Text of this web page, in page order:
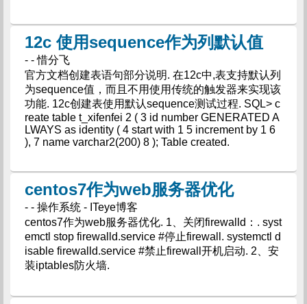
12c 使用sequence作为列默认值
- - 惜分飞
官方文档创建表语句部分说明. 在12c中,表支持默认列
为sequence值，而且不用使用传统的触发器来实现该
功能. 12c创建表使用默认sequence测试过程. SQL> c
reate table t_xifenfei 2 ( 3 id number GENERATED A
LWAYS as identity ( 4 start with 1 5 increment by 1 6
), 7 name varchar2(200) 8 ); Table created.
centos7作为web服务器优化
- - 操作系统 - ITeye博客
centos7作为web服务器优化. 1、关闭firewalld：. syst
emctl stop firewalld.service #停止firewall. systemctl d
isable firewalld.service #禁止firewall开机启动. 2、安
装iptables防火墙.